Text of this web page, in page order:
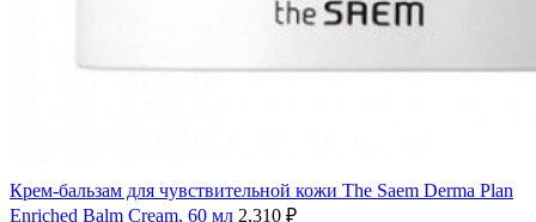
Крем-бальзам для чувствительной кожи The Saem Derma Plan
Enriched Balm Cream, 60 мл 2,310 ₽